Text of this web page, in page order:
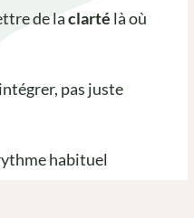
de laclarté là où
pas juste
habituel